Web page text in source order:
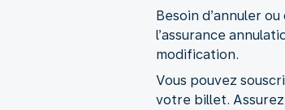
Besoin d’annuler
l’assurance
Vous pouvez
votre billet.